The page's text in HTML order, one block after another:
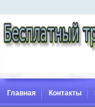
Главная Контакты